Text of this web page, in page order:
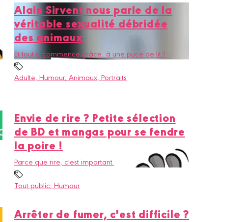
Alain Sirvent nous parle de la
véritable sexualité débridée
des animaux
Et tout a commencé grâce...à une puce de lit !
Adulte, Humour, Animaux, Portraits
Envie de rire ? Petite sélection
de BD et mangas pour se fendre
la poire !
Parce que rire, c'est important.
Tout public, Humour
Arrêter de fumer, c'est difficile ?